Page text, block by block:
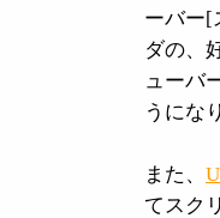
ーバー[
ダの、
ューバ
うにな
また、
てスク